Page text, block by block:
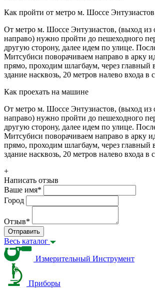
Как пройти от метро м. Шоссе Энтузиастов
От метро м. Шоссе Энтузиастов, (выход из
направо) нужно пройти до пешеходного
другую сторону, далее идем по улице.
Митсубиси поворачиваем направо в арку
прямо, проходим шлагбаум, через главный
здание насквозь, 20 метров налево входа в
Как проехать на машине
От метро м. Шоссе Энтузиастов, (выход из
направо) нужно пройти до пешеходного
другую сторону, далее идем по улице.
Митсубиси поворачиваем направо в арку
прямо, проходим шлагбаум, через главный
здание насквозь, 20 метров налево входа в
+
Написать отзыв
Ваше имя*
Город
Отзыв*
Отправить
Весь каталог
Измерительный Инструмент
Приборы